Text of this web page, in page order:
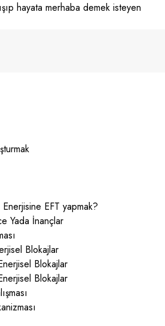
hayata merhaba demek isteyen
EFT yapmak?
Yada İnançlar
Blokajlar
Blokajlar
Blokajlar